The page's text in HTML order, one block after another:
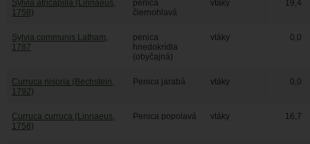
Sylvia atricapilla (Linnaeus,
1758)
penica
čiernohlavá
vtáky 19,4
Sylvia communis Latham,
1787
penica
hnedokrídla
(obyčajná)
vtáky 0,0
Curruca nisoria (Bechstein,
1792)
Penica jarabá vtáky 0,0
Curruca curruca (Linnaeus,
1758)
Penica popolavá vtáky 16,7